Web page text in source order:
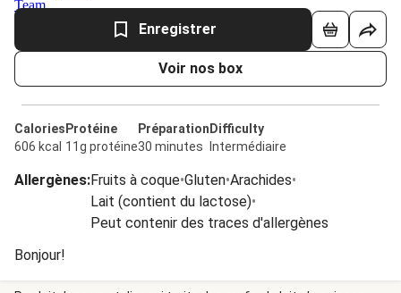
Enregistrer
Voir nos box
Calories
606 kcal
Protéine
11g protéine
Préparation
30 minutes
Difficulty
Intermédiaire
Allergènes:Fruits à coque•Gluten•Arachides•
Lait (contient du lactose)•
Peut contenir des traces d'allergènes
Bonjour!